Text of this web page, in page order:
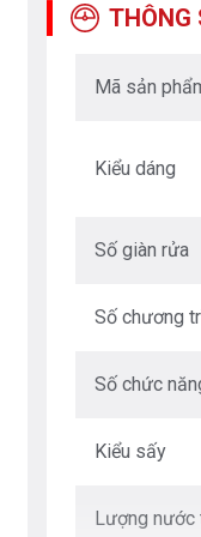
THÔNG
Mã sản
Kiểu dáng
Số giàn rửa
Số chương
Số chức
Kiểu sấy
Lượng nước